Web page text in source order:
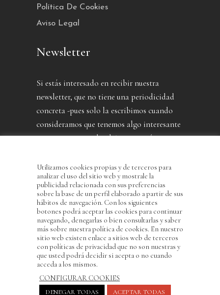
Política De Cookies
Aviso Legal
Newsletter
Si estás interesado en recibir nuestra
newsletter, que no tiene una periodicidad
concreta -pues solo la escribimos cuando
consideramos que tenemos algo interesante
que contarte- puedes dejarnos aquí tu
He leído y acepto la Política de Privacidad
Utilizamos cookies propias y de terceros para
analizar el uso del sitio web y mostrale la
publicidad relacionada con sus preferencias
sobre la base de un perfil elaborado a partir de sus
hábitos de navegación. Con los siguientes
botones podrá aceptar las cookies para continuar
navegando, denegarlas o bien consultarlas y saber
más sobre nuestra política de cookies. En nuestro
sitio web existen enlace a sitios web de terceros
con políticas de privacidad que no son nuestras y
que usted podrá decidir si acepta o no cuando
acceda a los mismos.
CONFIGURAR COOKIES
DENEGAR TODAS ACEPTAR TODAS